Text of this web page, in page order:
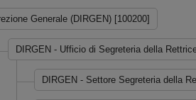
Generale (DIRGEN) [100200]
DIRGEN - Ufficio di Segreteria della
DIRGEN - Settore Segreteria della